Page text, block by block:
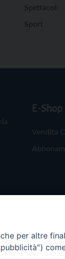
Spettacoli
Sport
E-Shop
Vendita
per altre